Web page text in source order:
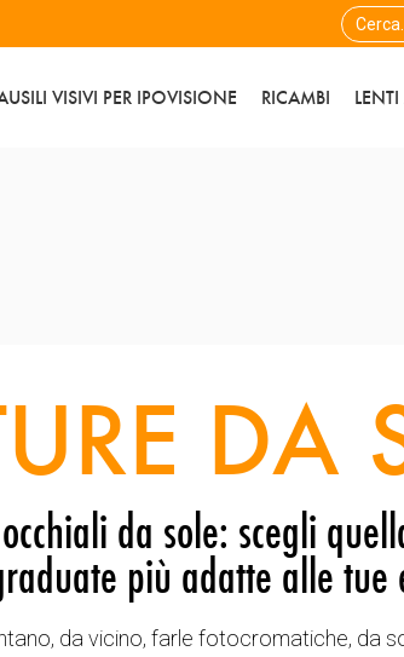
VISIVI PER IPOVISIONE RICAMBI
DA
da sole: scegli
più adatte alle tue
da vicino, farle fotocromatiche, da